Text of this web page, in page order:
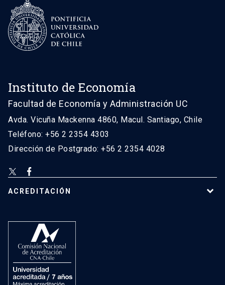
Instituto de Economía
Facultad de Economía y Administración UC
Avda. Vicuña Mackenna 4860, Macul. Santiago, Chile
Teléfono: +56 2 2354 4303
Dirección de Postgrado: +56 2 2354 4028
ACREDITACIÓN